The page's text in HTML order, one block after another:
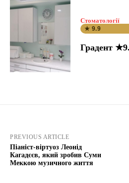
Стоматології
★ 9.9
Градент
PREVIOUS ARTICLE
Піаніст-віртуоз Леонід
Кагадєєв, який зробив Суми
Меккою музичного життя